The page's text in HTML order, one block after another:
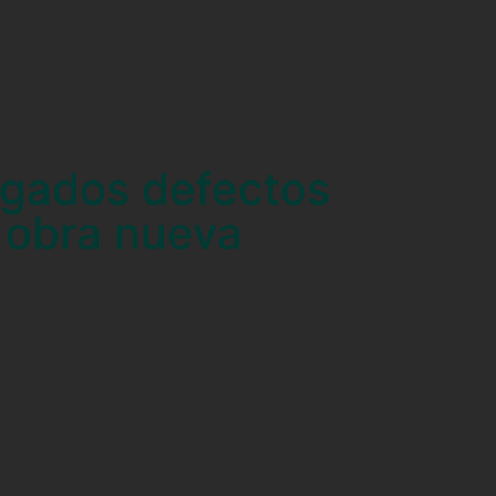
defectos
obra nueva